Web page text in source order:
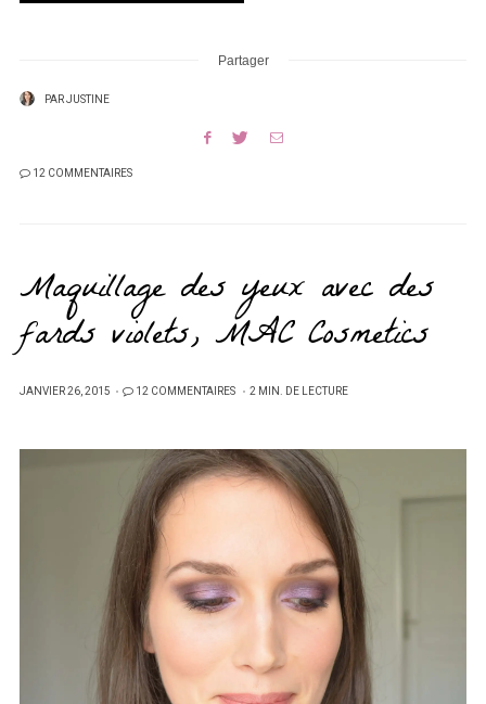
Partager
PARJUSTINE
12 COMMENTAIRES
Maquillage des yeux avec des
fards violets, MAC Cosmetics
PUBLIÉ
JANVIER 26, 2015 12 COMMENTAIRES 2 MIN. DE LECTURE